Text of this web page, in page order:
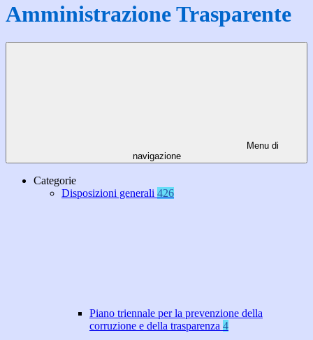
Amministrazione Trasparente
Menu di
navigazione
Categorie
Disposizioni generali 426
Piano triennale per la prevenzione della
corruzione e della trasparenza 4